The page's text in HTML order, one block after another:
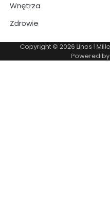
Wnętrza
Zdrowie
Copyright © 2026 Linos |
Powered by